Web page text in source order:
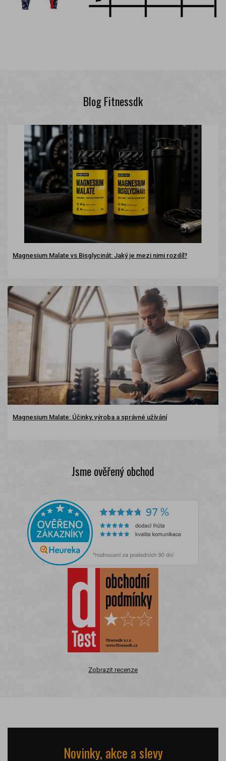
Blog Fitnessdk
Magnesium Malate vs Bisglycinát: Jaký je mezi nimi rozdíl?
Magnesium Malate: Účinky, výroba a správné užívání
Jsme ověřený obchod
Zobrazit recenze
Novinky, akce a slevy